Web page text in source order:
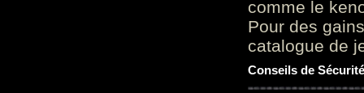
comme le
Pour des
catalogue de
Conseils de